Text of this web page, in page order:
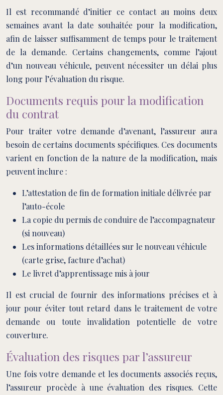
Il est recommandé d’initier ce contact au moins deux
semaines avant la date souhaitée pour la modification,
afin de laisser suffisamment de temps pour le traitement
de la demande. Certains changements, comme l’ajout
d’un nouveau véhicule, peuvent nécessiter un délai plus
long pour l’évaluation du risque.
Documents requis pour la modification
du contrat
Pour traiter votre demande d’avenant, l’assureur aura
besoin de certains documents spécifiques. Ces documents
varient en fonction de la nature de la modification, mais
peuvent inclure :
L’attestation de fin de formation initiale délivrée par
l’auto-école
La copie du permis de conduire de l’accompagnateur
(si nouveau)
Les informations détaillées sur le nouveau véhicule
(carte grise, facture d’achat)
Le livret d’apprentissage mis à jour
Il est crucial de fournir des informations précises et à
jour pour éviter tout retard dans le traitement de votre
demande ou toute invalidation potentielle de votre
couverture.
Évaluation des risques par l’assureur
Une fois votre demande et les documents associés reçus,
l’assureur procède à une évaluation des risques. Cette